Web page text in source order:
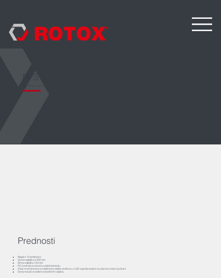
FPS 610
Prednosti
Regal s 10 pretinaca
Visina odjeljka 2.200 mm
Širina odjeljka 120 mm
PC kontrola za stručnu administraciju
2 bar-kod skenera za definirani odabir pretinca, s LED signalizacijom na ulaznoj i izlaznoj strani
Donji nosači izrađeni od čeličnih valjaka